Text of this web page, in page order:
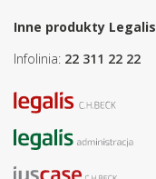
Inne produkty Legalis
Infolinia: 22 311 22 22